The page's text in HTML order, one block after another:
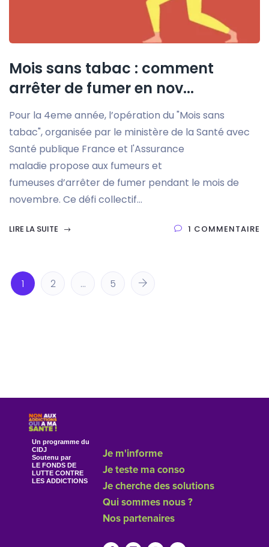
Mois sans tabac : comment
arrêter de fumer en nov...
Pour la 4eme année, l’opération du "Mois sans
tabac", organisée par le ministère de la Santé avec
Santé publique France et l'Assurance
maladie propose aux fumeurs et
fumeuses d’arrêter de fumer pendant le mois de
novembre. Ce défi collectif...
LIRE LA SUITE 1 COMMENTAIRE
1 2 … 5
Un programme du
CIDJ
Soutenu par
LE FONDS DE
LUTTE CONTRE
LES ADDICTIONS
Je m'informe
Je teste ma conso
Je cherche des solutions
Qui sommes nous ?
Nos partenaires